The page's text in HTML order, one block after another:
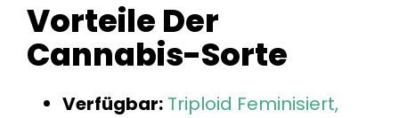
Vorteile Der
Cannabis-Sorte
Verfügbar: Triploid Feminisiert,